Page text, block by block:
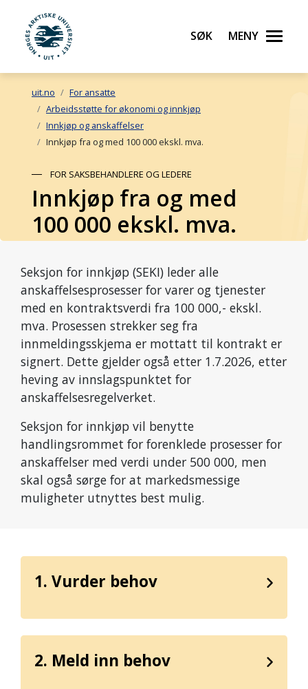
Gå til hovedinnhold
UiT Norges arktiske universitet
Søk Meny
uit.no
For ansatte
Arbeidsstøtte for økonomi og innkjøp
Innkjøp og anskaffelser
Innkjøp fra og med 100 000 ekskl. mva.
FOR SAKSBEHANDLERE OG LEDERE
Innkjøp fra og med
100 000 ekskl. mva.
Seksjon for innkjøp (SEKI) leder alle
anskaffelsesprosesser for varer og tjenester
med en kontraktsverdi fra 100 000,- ekskl.
mva. Prosessen strekker seg fra
innmeldingsskjema er mottatt til kontrakt er
signert. Dette gjelder også etter 1.7.2026, etter
heving av innslagspunktet for
anskaffelsesregelverket.
Seksjon for innkjøp vil benytte
handlingsrommet for forenklede prosesser for
anskaffelser med verdi under 500 000, men
skal også sørge for at markedsmessige
muligheter utnyttes best mulig.
1. Vurder behov
2. Meld inn behov